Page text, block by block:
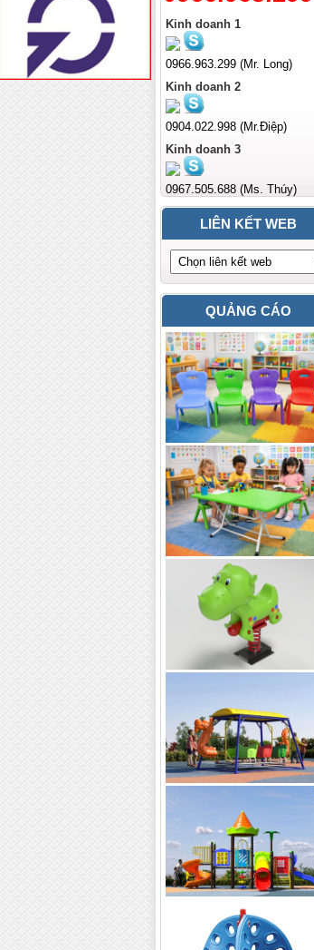
Kinh doanh 1
0966.963.299 (Mr. Long)
Kinh doanh 2
0904.022.998 (Mr.Điệp)
Kinh doanh 3
0967.505.688 (Ms. Thúy)
LIÊN KẾT WEB
QUẢNG CÁO